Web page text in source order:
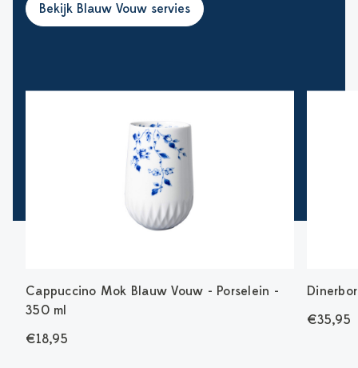
Bekijk Blauw Vouw servies
Cappuccino Mok Blauw Vouw - Porselein -
350 ml
€18,95
€35,95